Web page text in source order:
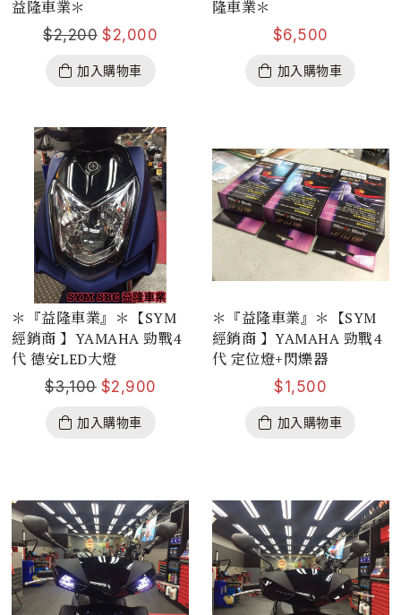
益隆車業＊
$2,200 $2,000
加入購物車
隆車業＊
$6,500
加入購物車
＊『益隆車業』＊【SYM
經銷商 】YAMAHA 勁戰4
代 德安LED大燈
$3,100 $2,900
加入購物車
＊『益隆車業』＊【SYM
經銷商 】YAMAHA 勁戰4
代 定位燈+閃爍器
$1,500
加入購物車